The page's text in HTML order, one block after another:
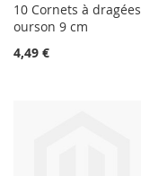
10 Cornets à dragées
ourson 9 cm
4,49 €